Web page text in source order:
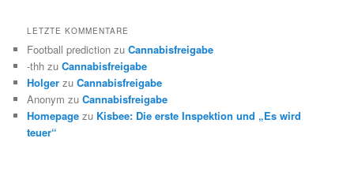
LETZTE KOMMENTARE
Football prediction zuCannabisfreigabe
-thh zuCannabisfreigabe
Holger zuCannabisfreigabe
Anonym zuCannabisfreigabe
Homepage zu Kisbee: Die erste Inspektion und „Es wird
teuer“